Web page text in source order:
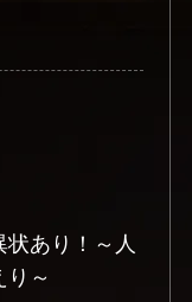
あり！～人
～